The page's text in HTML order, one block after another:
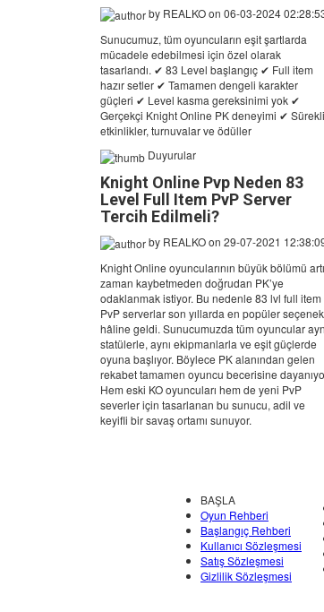
by REALKOon 06-03-2024
Sunucumuz, tüm oyuncuların eşit şartlarda
mücadele edebilmesi için özel olarak
tasarlandı. ✔ 83 Level başlangıç ✔ Full item
hazır setler ✔ Tamamen dengeli karakter
güçleri ✔ Level kasma gereksinimi yok ✔
Gerçekçi Knight Online PK deneyimi ✔ Sürekli
etkinlikler, turnuvalar ve ödüller
Duyurular
Knight Online Pvp Neden 83
Level Full Item PvP Server
Tercih Edilmeli?
by REALKOon 29-07-2021
Knight Online oyuncularının büyük bölümü
zaman kaybetmeden doğrudan PK’ye
odaklanmak istiyor. Bu nedenle 83 lvl full item
PvP serverlar son yıllarda en popüler seçenek
hâline geldi. Sunucumuzda tüm oyuncular
statülerle, aynı ekipmanlarla ve eşit güçlerde
oyuna başlıyor. Böylece PK alanından gelen
rekabet tamamen oyuncu becerisine
Hem eski KO oyuncuları hem de yeni PvP
severler için tasarlanan bu sunucu, adil ve
keyifli bir savaş ortamı sunuyor.
BAŞLA
Oyun Rehberi
Başlangıç Rehberi
Kullanıcı Sözleşmesi
Satış Sözleşmesi
Gizlilik Sözleşmesi